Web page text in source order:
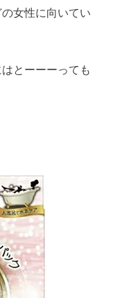
女性に向いてい
とーーーっても